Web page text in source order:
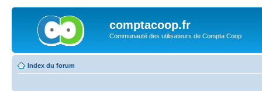
comptacoop.fr
Communauté des utilisateurs de Compta Coop
Index du forum